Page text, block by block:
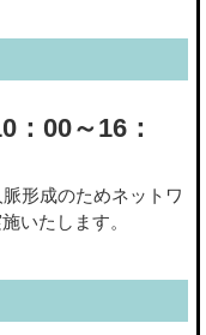
：00～16：
形成のためネットワ
いたします。